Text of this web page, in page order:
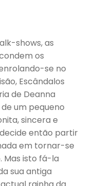
shows, as
os
se no
Escândalos
de Deanna
um pequeno
sincera e
então partir
em tornar-se
Mas isto fá-la
sua antiga